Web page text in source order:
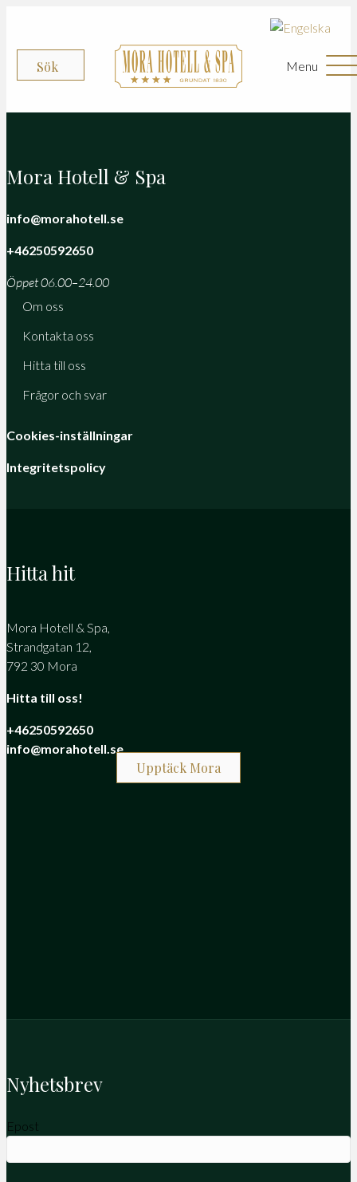
Sök Menu
Mora Hotell & Spa
info@morahotell.se
+46250592650
Öppet 06.00–24.00
Om oss
Kontakta oss
Hitta till oss
Frågor och svar
Cookies-inställningar
Integritetspolicy
Hitta hit
Mora Hotell & Spa,
Strandgatan 12,
792 30 Mora
Hitta till oss!
+46250592650
info@morahotell.se
Upptäck Mora
Nyhetsbrev
Epost